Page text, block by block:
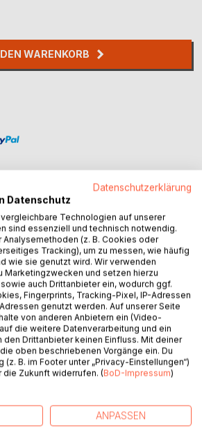
WARENKORB
vor Kopf nicht und anders herum.
ein Riesenzug vorbeiglitschen.
Regenwürmer kamen aus der Erde
des Riesenaals“
2011 kurz nach der ersten
Geolino
Datenschutzerklärung
Datenschutz
Technologien auf unserer
sind essenziell und technisch notwendig.
(z. B. Cookies oder
Tracking), um zu messen, wie häufig
wie sie genutzt wird. Wir verwenden
Marketingzwecken und setzen hierzu
auch Drittanbieter ein, wodurch ggf.
Fingerprints, Tracking-Pixel, IP-Adressen
genutzt werden. Auf unserer Seite
von anderen Anbietern ein (Video-
die weitere Datenverarbeitung und ein
den Drittanbieter keinen Einfluss. Mit deiner
oben beschriebenen Vorgänge ein. Du
(z. B. im Footer unter „Privacy-Einstellungen“)
Zukunft widerrufen. (BoD-Impressum)
ANPASSEN